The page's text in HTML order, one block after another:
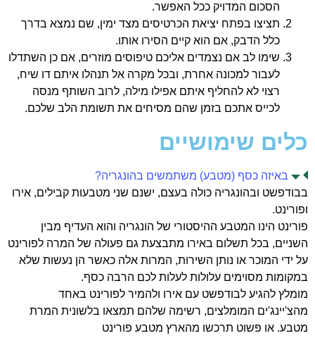
הסכום המדויק ככל האפשר.
תציצו בפתח יציאת הכרטיסים מצד ימין, שם נמצא בדרך
כלל הדבק, אם הוא קיים הסירו אותו.
שימו לב אם נצמדים אליכם טיפוסים מוזרים, אם כן השתדלו
לעבור למכונה אחרת, ובכל מקרה אל תנהלו איתם דו שיח,
רצוי לא להחליף איתם אפילו מילה, לרוב השותף מנסה
לכייס אתכם בזמן שהם מסיחים את תשומת הלב שלכם.
כלים שימושיים
באיזה כסף (מטבע) משתמשים בהונגריה?
בבודפשט ובהונגריה כולה בעצם, ישנם שני מטבעות קבילים, אירו
ופורינט.
פורינט הינו המטבע ההיסטורי של הונגריה והוא העדיף מבין
השניים, בכל תשלום באירו מתבצעת גם פעולה של המרה לפורינט
על ידי המוכר או נותן השירות, המרות אלה כאשר הן נעשות שלא
במקומות מסוימים עלולות לעלות לכם הרבה כסף.
מומלץ להגיע לבודפשט עם אירו ולהמיר לפורינט באחד
מהצ'יינג'ים המומלצים, רשימה שלהם תמצאו בלשונית המרת
מטבע. או פשוט תרכשו מהארץ מטבע פורינט